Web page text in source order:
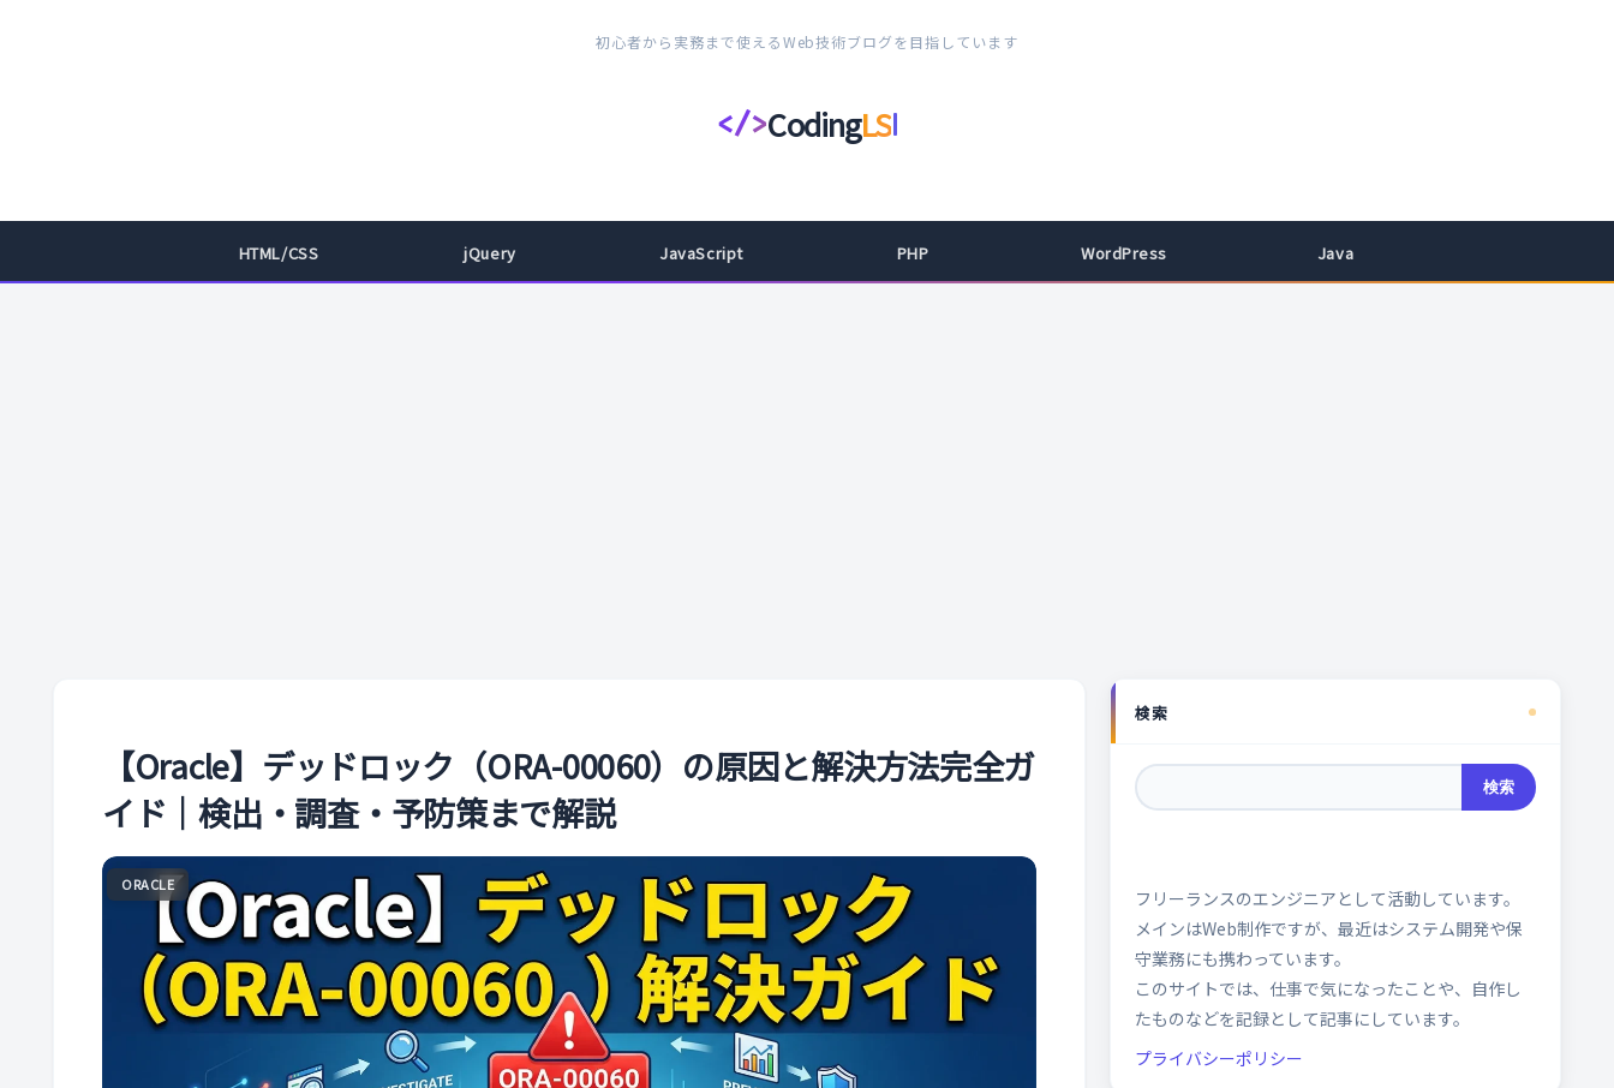
初心者から実務まで使えるWeb技術ブログを目指しています
</>CodingLS
コ
ィ
HTML/CSS jQuery JavaScript PHP WordPress Java
【Oracle】デッドロック（ORA-00060）の原因と解決方法完全ガ
イド｜検出・調査・予防策まで解説
ORACLE
検索
検索
フリーランスのエンジニアとして活動しています。
メインはWeb制作ですが、最近はシステム開発や保
守業務にも携わっています。
このサイトでは、仕事で気になったことや、自作し
たものなどを記録として記事にしています。
プライバシーポリシー